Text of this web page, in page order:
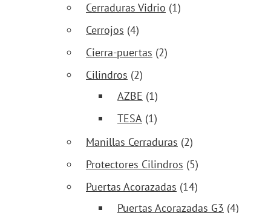
Cerraduras Vidrio (1)
Cerrojos (4)
Cierra-puertas (2)
Cilindros (2)
AZBE (1)
TESA (1)
Manillas Cerraduras (2)
Protectores Cilindros (5)
Puertas Acorazadas (14)
Puertas Acorazadas G3 (4)